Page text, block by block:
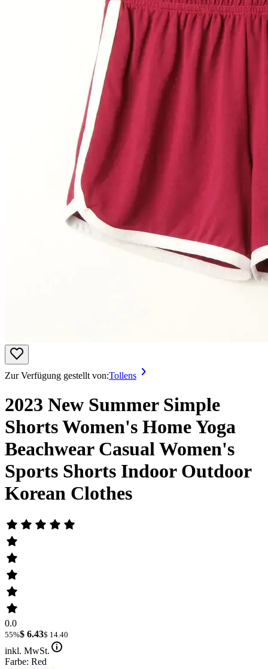
Zur Verfügung gestellt von:Tollens
2023 New Summer Simple
Shorts Women's Home Yoga
Beachwear Casual Women's
Sports Shorts Indoor Outdoor
Korean Clothes
0.0
55%$ 6.43$ 14.40
inkl. MwSt.
Farbe: Red